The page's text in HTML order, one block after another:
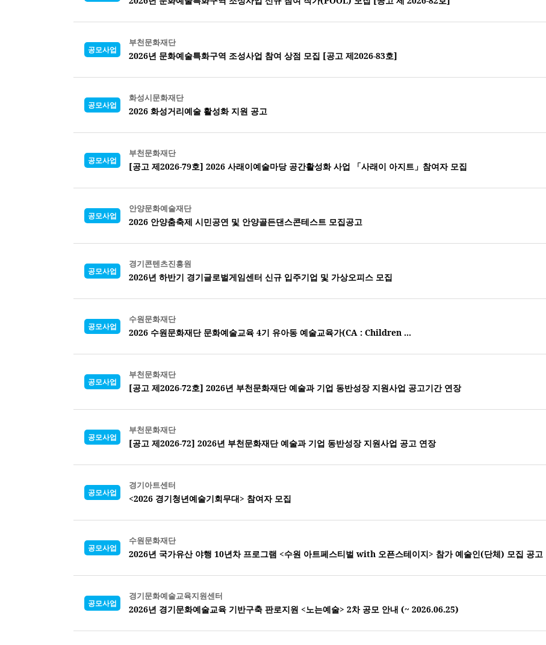
공모사업
부천문화재단
2026년 문화예술특화구역 조성사업 참여 상점 모집 [공고 제2026-83호]
공모사업
화성시문화재단
2026 화성거리예술 활성화 지원 공고
공모사업
부천문화재단
[공고 제2026-79호] 2026 사래이예술마당 공간활성화 사업 「사래이 아지트」참여자 모집
공모사업
안양문화예술재단
2026 안양춤축제 시민공연 및 안양골든댄스콘테스트 모집공고
공모사업
경기콘텐츠진흥원
2026년 하반기 경기글로벌게임센터 신규 입주기업 및 가상오피스 모집
공모사업
수원문화재단
2026 수원문화재단 문화예술교육 4기 유아동 예술교육가(CA : Children ...
공모사업
부천문화재단
[공고 제2026-72호] 2026년 부천문화재단 예술과 기업 동반성장 지원사업 공고기간 연장
공모사업
부천문화재단
[공고 제2026-72] 2026년 부천문화재단 예술과 기업 동반성장 지원사업 공고 연장
공모사업
경기아트센터
<2026 경기청년예술기회무대> 참여자 모집
공모사업
수원문화재단
2026년 국가유산 야행 10년차 프로그램 <수원 아트페스티벌 with 오픈스테이지> 참가 예술인(단체) 모집 공고
공모사업
경기문화예술교육지원센터
2026년 경기문화예술교육 기반구축 판로지원 <노는예술> 2차 공모 안내 (~ 2026.06.25)